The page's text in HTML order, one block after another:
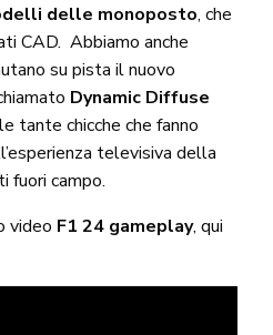
delle monoposto, che
CAD. Abbiamo anche
su pista il nuovo
Dynamic Diffuse
tante chicche che fanno
televisiva della
fuori campo.
video F1 24 gameplay, qui